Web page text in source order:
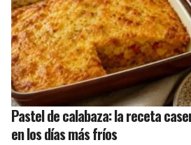
Pastel de calabaza: la receta
en los días más fríos